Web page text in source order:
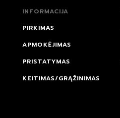
INFORMACIJA
PIRKIMAS
APMOKĖJIMAS
PRISTATYMAS
KEITIMAS/GRĄŽINIMAS